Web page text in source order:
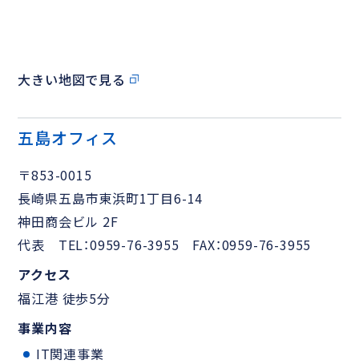
大きい地図で見る
五島オフィス
〒853-0015
長崎県五島市東浜町1丁目6-14
神田商会ビル 2F
代表 TEL：0959-76-3955 FAX：0959-76-3955
アクセス
福江港 徒歩5分
事業内容
IT関連事業